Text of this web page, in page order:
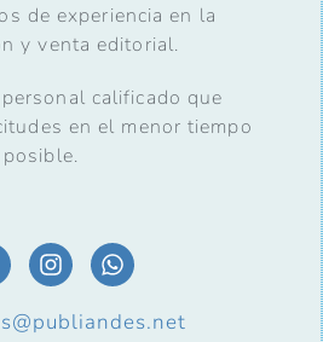
de experiencia en la
y venta editorial.
calificado que
en el menor tiempo
posible.